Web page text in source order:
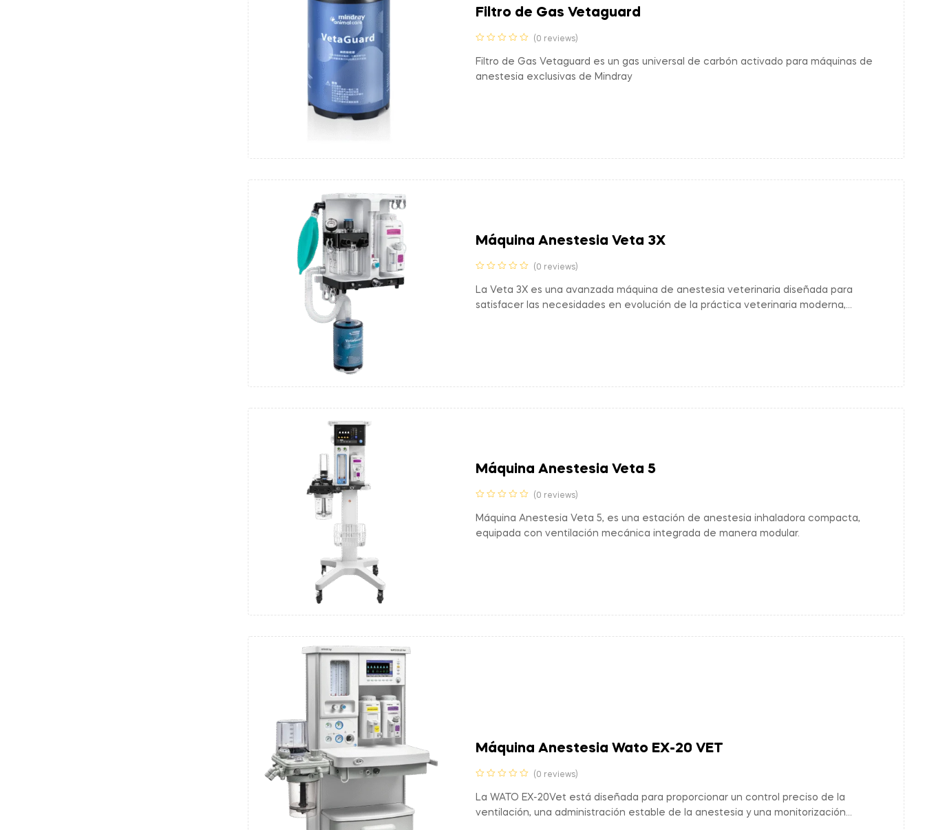
Filtro de Gas Vetaguard
(0 reviews)
Filtro de Gas Vetaguard es un gas universal de carbón activado para máquinas de
anestesia exclusivas de Mindray
Máquina Anestesia Veta 3X
(0 reviews)
La Veta 3X es una avanzada máquina de anestesia veterinaria diseñada para
satisfacer las necesidades en evolución de la práctica veterinaria moderna,
Máquina Anestesia Veta 5
(0 reviews)
Máquina Anestesia Veta 5, es una estación de anestesia inhaladora compacta,
equipada con ventilación mecánica integrada de manera modular.
Máquina Anestesia Wato EX-20 VET
(0 reviews)
La WATO EX-20Vet está diseñada para proporcionar un control preciso de la
ventilación, una administración estable de la anestesia y una monitorización